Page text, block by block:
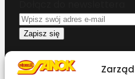
Oświadczam, że
warunki korzystania z